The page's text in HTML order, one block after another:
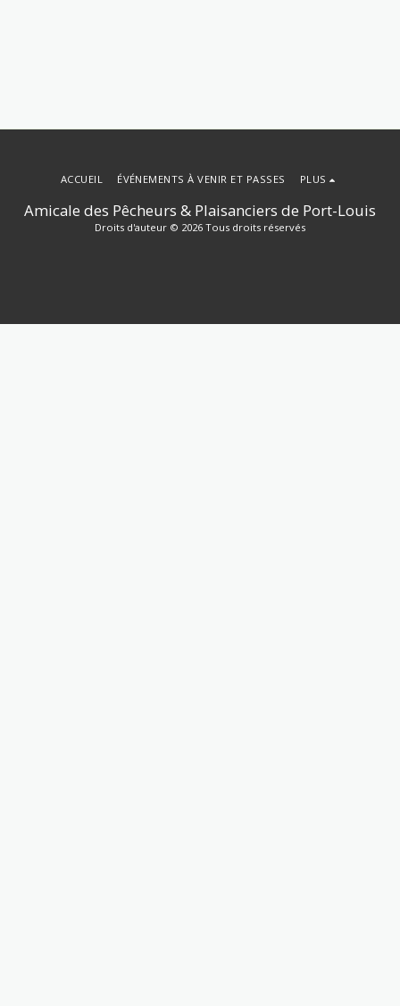
Amicale des Pêcheurs & Plaisanciers de Port-Louis
Droits d'auteur © 2026 Tous droits réservés
ACCUEIL ÉVÉNEMENTS À VENIR ET PASSES PLUS